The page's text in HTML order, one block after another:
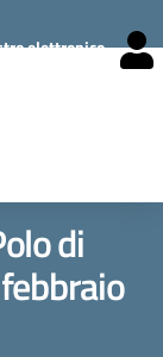
elettronico
di